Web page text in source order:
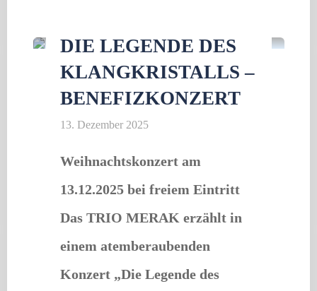
DIE LEGENDE DES
KLANGKRISTALLS –
BENEFIZKONZERT
13. Dezember 2025
Weihnachtskonzert am
13.12.2025 bei freiem Eintritt
Das TRIO MERAK erzählt in
einem atemberaubenden
Konzert „Die Legende des